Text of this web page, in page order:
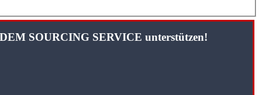
SOURCING SERVICE unterstützen!